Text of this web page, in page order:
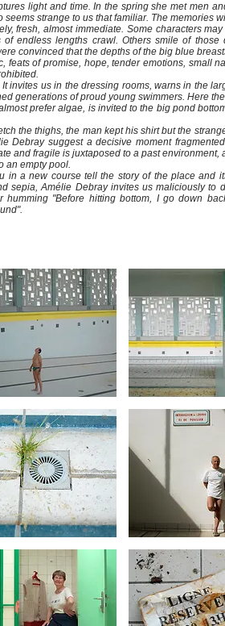
light and time. In the spring she met men
strange to us that familiar. The memories
fresh, almost immediate. Some characters
endless lengths crawl. Others smile of those
convinced that the depths of the big blue
feats of promise, hope, tender emotions, small
invites us in the dressing rooms, warns in the
generations of proud young swimmers. Here
prefer algae, is invited to the big pond
the thighs, the man kept his shirt but the
Debray suggest a decisive moment
and fragile is juxtaposed to a past environment,
an empty pool.
in a new course tell the story of the place and
sepia, Amélie Debray invites us maliciously to
"Before hitting bottom, I go down